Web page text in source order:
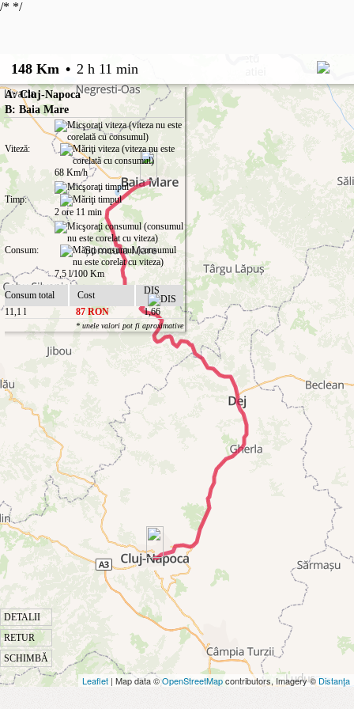
/* */
148 Km • 2 h 11 min
DETALII
RETUR
SCHIMBĂ
A: Cluj-Napoca
B: Baia Mare
Viteză:
68 Km/h
Timp:
2 ore 11 min
Consum:
7,5 l/100 Km
Consum total
Cost
DIS
11,1 l
87 RON 1,66
* unele valori pot fi aproximative